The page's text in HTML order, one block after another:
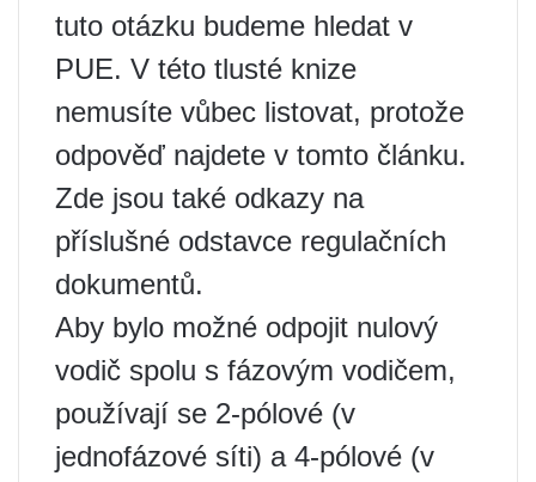
tuto otázku budeme hledat v
PUE. V této tlusté knize
nemusíte vůbec listovat, protože
odpověď najdete v tomto článku.
Zde jsou také odkazy na
příslušné odstavce regulačních
dokumentů.
Aby bylo možné odpojit nulový
vodič spolu s fázovým vodičem,
používají se 2-pólové (v
jednofázové síti) a 4-pólové (v